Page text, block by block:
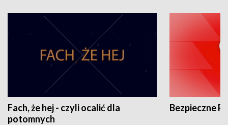
Fach, że hej - czyli ocalić dla
potomnych
Bezpieczne